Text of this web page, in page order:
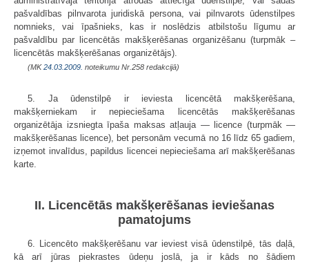
pašvaldības pilnvarota juridiskā persona, vai pilnvarots ūdenstilpes
nomnieks, vai īpašnieks, kas ir noslēdzis atbilstošu līgumu ar
pašvaldību par licencētās makšķerēšanas organizēšanu (turpmāk –
licencētās makšķerēšanas organizētājs).
(MK24.03.2009. noteikumu Nr.258 redakcijā)
5. Ja ūdenstilpē ir ieviesta licencētā makšķerēšana,
makšķerniekam ir nepieciešama licencētās makšķerēšanas
organizētāja izsniegta īpaša maksas atļauja — licence (turpmāk —
makšķerēšanas licence), bet personām vecumā no 16 līdz 65 gadiem,
izņemot invalīdus, papildus licencei nepieciešama arī makšķerēšanas
karte.
II. Licencētās makšķerēšanas ieviešanas
pamatojums
6. Licencēto makšķerēšanu var ieviest visā ūdenstilpē, tās daļā,
kā arī jūras piekrastes ūdeņu joslā, ja ir kāds no šādiem